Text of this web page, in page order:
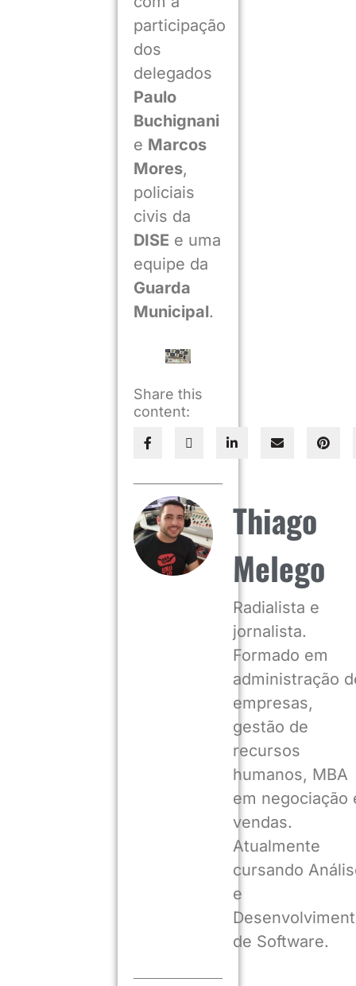
participação
dos
delegados
Paulo
Buchignani
e Marcos
Mores,
policiais
civis da
DISE e uma
equipe da
Guarda
Municipal.
Share this
content:
Thiago
Melego
Radialista e
jornalista.
Formado em
administração
empresas,
gestão de
recursos
humanos, MBA
em negociação
vendas.
Atualmente
cursando
e
de Software.